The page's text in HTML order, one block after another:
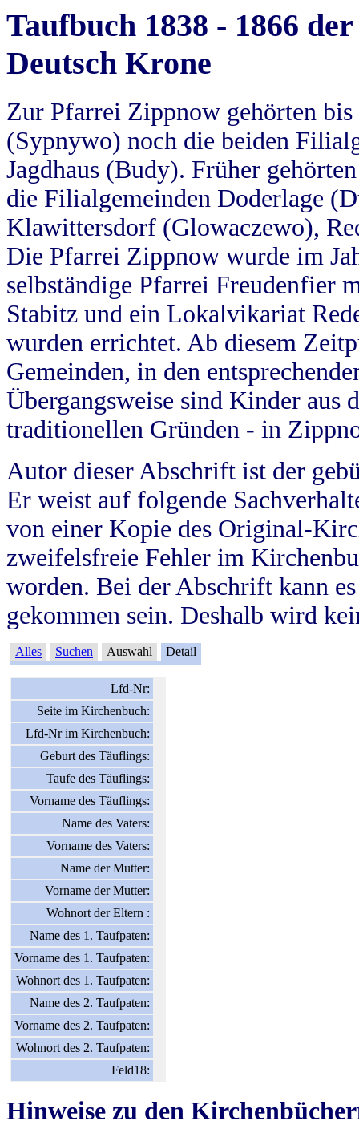
Taufbuch 1838 - 1866
Deutsch Krone
Zur Pfarrei Zippnow gehörten
(Sypnywo) noch die beiden
Jagdhaus (Budy). Früher
die Filialgemeinden Doderlage
Klawittersdorf (Glowaczewo),
Die Pfarrei Zippnow wurde im
selbständige Pfarrei Freudenfier
Stabitz und ein Lokalvikariat
wurden errichtet. Ab diesem
Gemeinden, in den
Übergangsweise sind Kinder aus
traditionellen Gründen - in
Autor dieser Abschrift ist der
Er weist auf folgende
von einer Kopie des Original-
zweifelsfreie Fehler im
worden. Bei der Abschrift kann
gekommen sein. Deshalb wird
Alles Suchen Auswahl Detail
Lfd-Nr:
Seite im Kirchenbuch:
Lfd-Nr im Kirchenbuch:
Geburt des Täuflings:
Taufe des Täuflings:
Vorname des Täuflings:
Name des Vaters:
Vorname des Vaters:
Name der Mutter:
Vorname der Mutter:
Wohnort der Eltern :
Name des 1. Taufpaten:
Vorname des 1. Taufpaten:
Wohnort des 1. Taufpaten:
Name des 2. Taufpaten:
Vorname des 2. Taufpaten:
Wohnort des 2. Taufpaten:
Feld18:
Hinweise zu den